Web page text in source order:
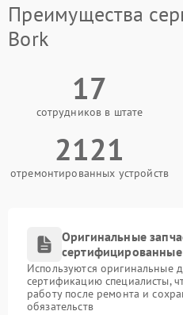
Преимущества
Bork
17
сотрудников в штате
2121
отремонтированных устройств
Оригинальные
Используются оригинальные
сертификацию специалисты,
работу после ремонта и
обязательств